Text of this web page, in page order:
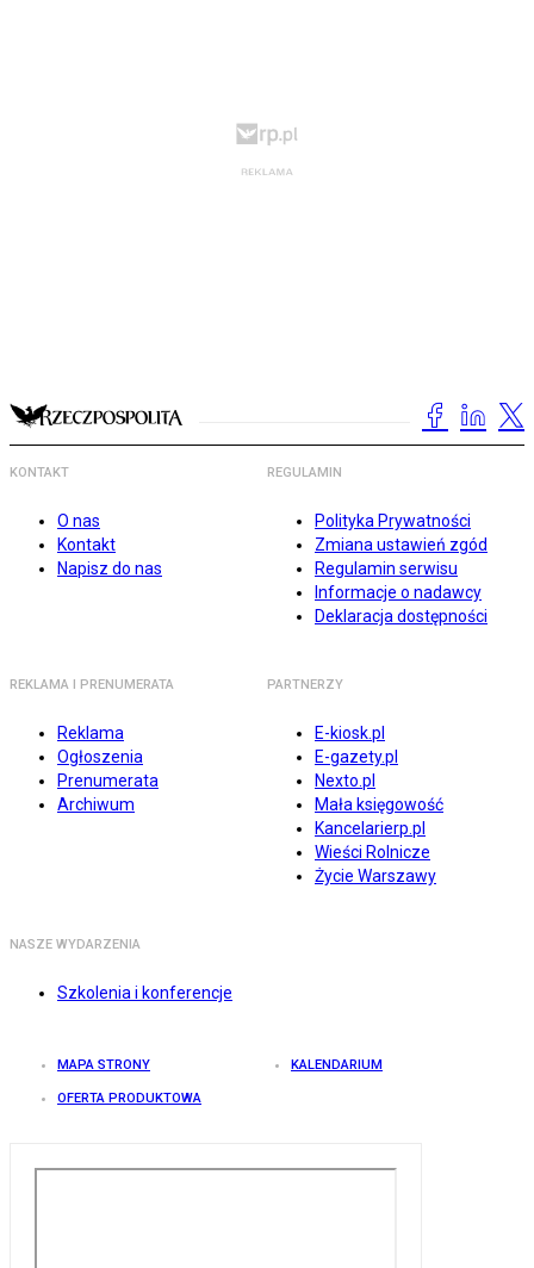
KONTAKT
O nas
Kontakt
Napisz do nas
REGULAMIN
Polityka Prywatności
Zmiana ustawień zgód
Regulamin serwisu
Informacje o nadawcy
Deklaracja dostępności
REKLAMA I PRENUMERATA
Reklama
Ogłoszenia
Prenumerata
Archiwum
PARTNERZY
E-kiosk.pl
E-gazety.pl
Nexto.pl
Mała księgowość
Kancelarierp.pl
Wieści Rolnicze
Życie Warszawy
NASZE WYDARZENIA
Szkolenia i konferencje
MAPA STRONY KALENDARIUM
OFERTA PRODUKTOWA